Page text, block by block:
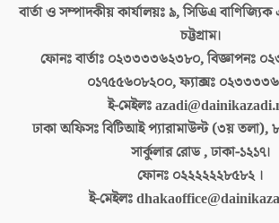
বার্তা ও সম্পাদকীয় কার্যালয়ঃ৯, সিডিএ
চট্টগ্রাম।
ফোনঃ বার্তাঃ ০২৩৩৩৩৬২৩৮০, বিজ্ঞাপনঃ
০১৭৫৫৬০৮২০০, ফ্যাক্সঃ
ই-মেইলঃ
ঢাকা অফিসঃবিটিআই প্যারামাউন্ট (৩য় তলা),
সার্কুলার রোড , ঢাকা-১২১৭।
ফোনঃ ০২২২২২২৮৫৮২ ।
ই-মেইলঃ